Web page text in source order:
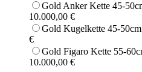
Gold Anker Kette 45-
10.000,00 €
Gold Kugelkette 45-
€
Gold Figaro Kette 55-
10.000,00 €